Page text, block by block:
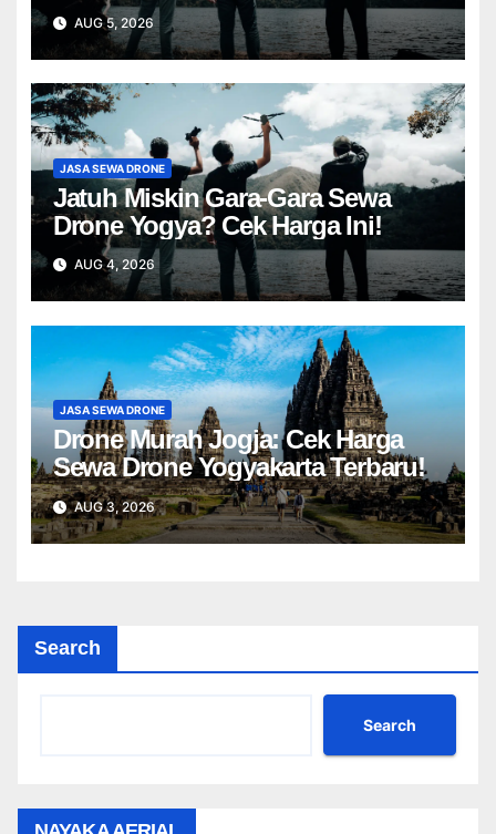
AUG 5, 2026
JASA SEWA DRONE
Jatuh Miskin Gara-Gara Sewa
Drone Yogya? Cek Harga Ini!
AUG 4, 2026
JASA SEWA DRONE
Drone Murah Jogja: Cek Harga
Sewa Drone Yogyakarta Terbaru!
AUG 3, 2026
Search
Search